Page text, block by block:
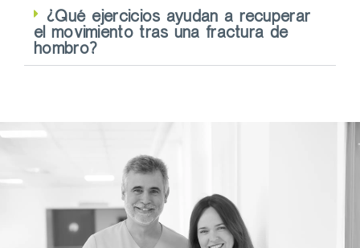
¿Qué ejercicios ayudan a recuperar
el movimiento tras una fractura de
hombro?